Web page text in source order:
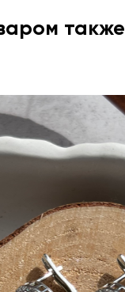
также